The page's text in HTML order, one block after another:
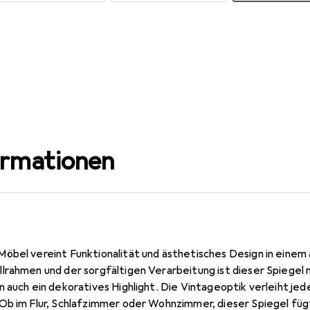
vereint Funktionalität und ästhetisches Design in
und der sorgfältigen Verarbeitung ist dieser Spiegel
auch ein dekoratives Highlight. Die Vintageoptik verleiht
im Flur, Schlafzimmer oder Wohnzimmer, dieser Spiegel